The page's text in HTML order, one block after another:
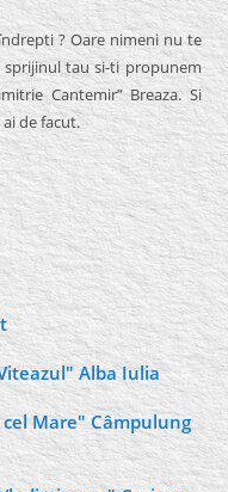
? Oare nimeni nu te
tau si-ti propunem
Cantemir” Breaza. Si
de facut.
Alba Iulia
Mare" Câmpulung